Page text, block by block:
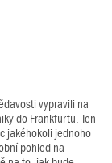
vypravili na
do Frankfurtu. Ten
jakéhokoli jednoho
pohled na